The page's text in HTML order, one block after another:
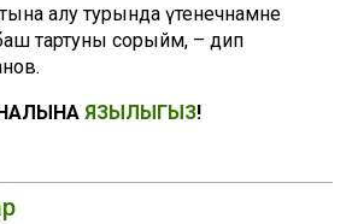
алу турында үтенечнамәне
баш тартуны сорыйм, – дип
ЯЗЫЛЫГЫЗ!